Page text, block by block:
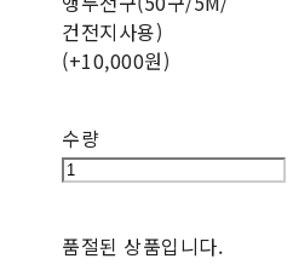
건전지사용)
(+10,000원)
수량
품절된 상품입니다.